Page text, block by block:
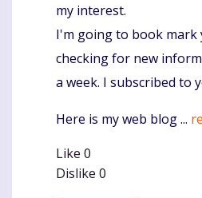
my interest.
I'm going to book mark
checking for new
a week. I subscribed to
Here is my web blog ...
Like 0
Dislike 0